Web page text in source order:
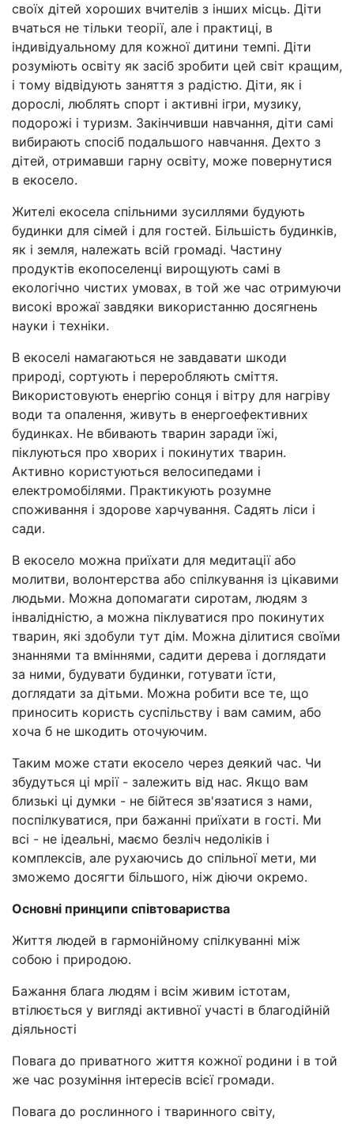
своїх дітей хороших вчителів з інших місць. Діти
вчаться не тільки теорії, але і практиці, в
індивідуальному для кожної дитини темпі. Діти
розуміють освіту як засіб зробити цей світ кращим,
і тому відвідують заняття з радістю. Діти, як і
дорослі, люблять спорт і активні ігри, музику,
подорожі і туризм. Закінчивши навчання, діти самі
вибирають спосіб подальшого навчання. Дехто з
дітей, отримавши гарну освіту, може повернутися
в екосело.
Жителі екосела спільними зусиллями будують
будинки для сімей і для гостей. Більшість будинків,
як і земля, належать всій громаді. Частину
продуктів екопоселенці вирощують самі в
екологічно чистих умовах, в той же час отримуючи
високі врожаї завдяки використанню досягнень
науки і техніки.
В екоселі намагаються не завдавати шкоди
природі, сортують і переробляють сміття.
Використовують енергію сонця і вітру для нагріву
води та опалення, живуть в енергоефективних
будинках. Не вбивають тварин заради їжі,
піклуються про хворих і покинутих тварин.
Активно користуються велосипедами і
електромобілями. Практикують розумне
споживання і здорове харчування. Садять ліси і
сади.
В екосело можна приїхати для медитації або
молитви, волонтерства або спілкування із цікавими
людьми. Можна допомагати сиротам, людям з
інвалідністю, а можна піклуватися про покинутих
тварин, які здобули тут дім. Можна ділитися своїми
знаннями та вміннями, садити дерева і доглядати
за ними, будувати будинки, готувати їсти,
доглядати за дітьми. Можна робити все те, що
приносить користь суспільству і вам самим, або
хоча б не шкодить оточуючим.
Таким може стати екосело через деякий час. Чи
збудуться ці мрії - залежить від нас. Якщо вам
близькі ці думки - не бійтеся зв'язатися з нами,
поспілкуватися, при бажанні приїхати в гості. Ми
всі - не ідеальні, маємо безліч недоліків і
комплексів, але рухаючись до спільної мети, ми
зможемо досягти більшого, ніж діючи окремо.
Основні принципи співтовариства
Життя людей в гармонійному спілкуванні між
собою і природою.
Бажання блага людям і всім живим істотам,
втілюється у вигляді активної участі в благодійній
діяльності
Повага до приватного життя кожної родини і в той
же час розуміння інтересів всієї громади.
Повага до рослинного і тваринного світу,